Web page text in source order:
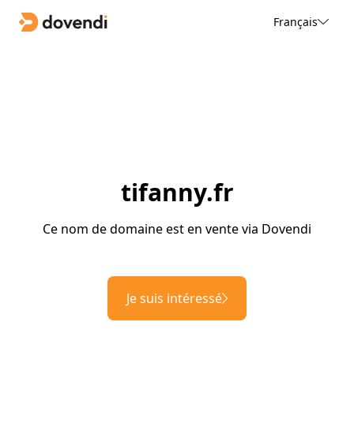
Français
tifanny.fr
Ce nom de domaine est en vente via Dovendi
Je suis intéressé